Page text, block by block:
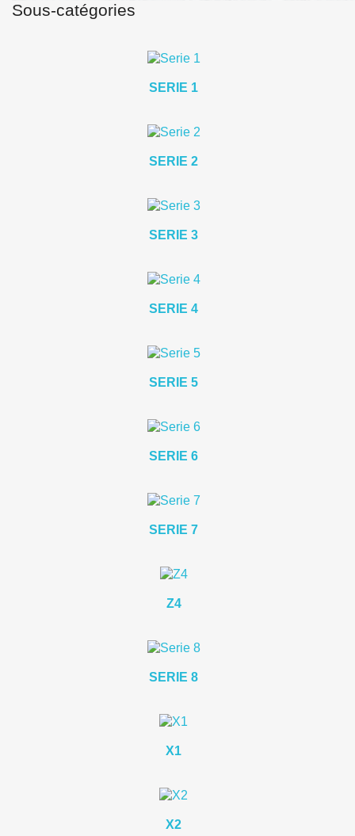
Sous-catégories
SERIE 1
SERIE 2
SERIE 3
SERIE 4
SERIE 5
SERIE 6
SERIE 7
Z4
SERIE 8
X1
X2